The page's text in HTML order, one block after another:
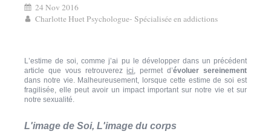
24 Nov 2016
Charlotte Huet Psychologue- Spécialisée en addictions
L’estime de soi, comme j’ai pu le développer dans un précédent
article que vous retrouverezici, permet d’évoluer sereinement
dans notre vie. Malheureusement, lorsque cette estime de soi est
fragilisée, elle peut avoir un impact important sur notre vie et sur
notre sexualité.
L'image de Soi, L'image du corps